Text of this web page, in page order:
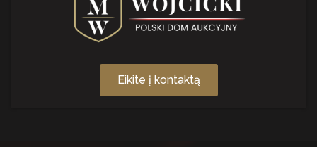
Eikite į kontaktą